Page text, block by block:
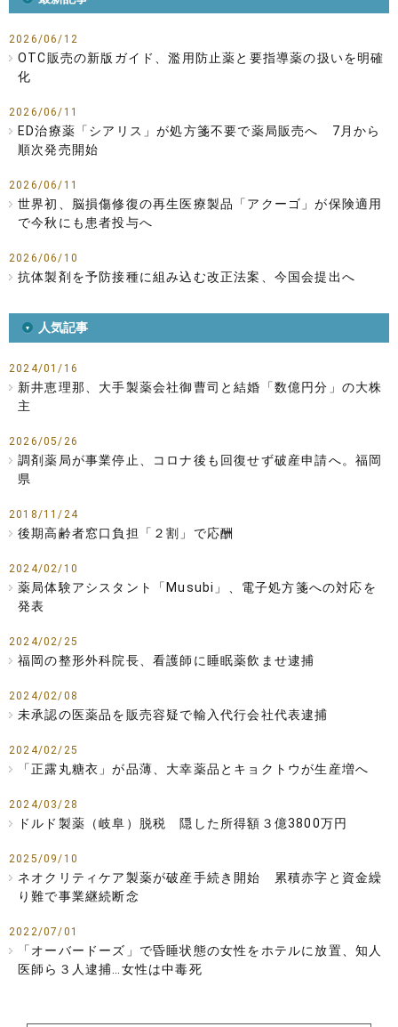
2026/06/12
OTC販売の新版ガイド、濫用防止薬と要指導薬の扱いを明確
化
2026/06/11
ED治療薬「シアリス」が処方箋不要で薬局販売へ 7月から
順次発売開始
2026/06/11
世界初、脳損傷修復の再生医療製品「アクーゴ」が保険適用
で今秋にも患者投与へ
2026/06/10
抗体製剤を予防接種に組み込む改正法案、今国会提出へ
人気記事
2024/01/16
新井恵理那、大手製薬会社御曹司と結婚「数億円分」の大株
主
2026/05/26
調剤薬局が事業停止、コロナ後も回復せず破産申請へ。福岡
県
2018/11/24
後期高齢者窓口負担「２割」で応酬
2024/02/10
薬局体験アシスタント「Musubi」、電子処方箋への対応を
発表
2024/02/25
福岡の整形外科院長、看護師に睡眠薬飲ませ逮捕
2024/02/08
未承認の医薬品を販売容疑で輸入代行会社代表逮捕
2024/02/25
「正露丸糖衣」が品薄、大幸薬品とキョクトウが生産増へ
2024/03/28
ドルド製薬（岐阜）脱税 隠した所得額３億3800万円
2025/09/10
ネオクリティケア製薬が破産手続き開始 累積赤字と資金繰
り難で事業継続断念
2022/07/01
「オーバードーズ」で昏睡状態の女性をホテルに放置、知人
医師ら３人逮捕…女性は中毒死